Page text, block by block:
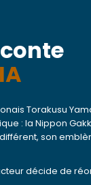
Torakusu
: la Nippon
son
décide de